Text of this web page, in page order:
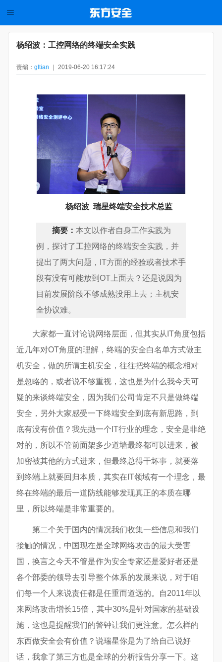
杨绍波：工控网络的终端安全实践
责编： gltian ｜ 2019-06-20 16:17:24
杨绍波 瑞星终端安全技术总监
摘要： 本文以作者自身工作实践为
例，探讨了工控网络的终端安全实践，并
提出了两大问题，IT方面的经验或者技术手
段有没有可能放到OT上面去？还是说因为
目前发展阶段不够成熟没用上去；主机安
全协议难。
大家都一直讨论说网络层面，但其实从IT角度包括
近几年对OT角度的理解，终端的安全白名单方式做主
机安全，做的所谓主机安全，往往把终端的概念相对
是忽略的，或者说不够重视，这也是为什么我今天可
疑的来谈终端安全，因为我们公司肯定不只是做终端
安全，另外大家感受一下终端安全到底有新思路，到
底有没有价值？我先抛一个IT行业的理念，安全是非绝
对的，所以不管前面架多少道墙最终都可以进来，被
加密被其他的方式进来，但最终总得干坏事，就要落
到终端上就要回归本质，其实在IT领域有一个理念，最
终在终端的最后一道防线能够发现真正的本质在哪
里，所以终端是非常重要的。
第二个关于国内的情况我们收集一些信息和我们
接触的情况，中国现在是全球网络攻击的最大受害
国，换言之今天不管是作为安全专家还是爱好者还是
各个部委的领导去引导整个体系的发展来说，对于咱
们每一个人来说责任都是任重而道远的。自2011年以
来网络攻击增长15倍，其中30%是针对国家的基础设
施，这也是提醒我们的警钟让我们更注意。怎么样的
东西做安全会有价值？说瑞星你是为了给自己说好
话，我拿了第三方也是全球的分析报告分享一下。这